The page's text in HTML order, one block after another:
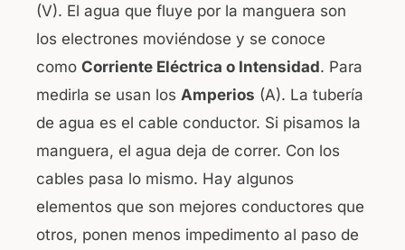
(V). El agua que fluye por la manguera son
los electrones moviéndose y se conoce
como Corriente Eléctrica o Intensidad. Para
medirla se usan los Amperios (A). La tubería
de agua es el cable conductor. Si pisamos la
manguera, el agua deja de correr. Con los
cables pasa lo mismo. Hay algunos
elementos que son mejores conductores que
otros, ponen menos impedimento al paso de